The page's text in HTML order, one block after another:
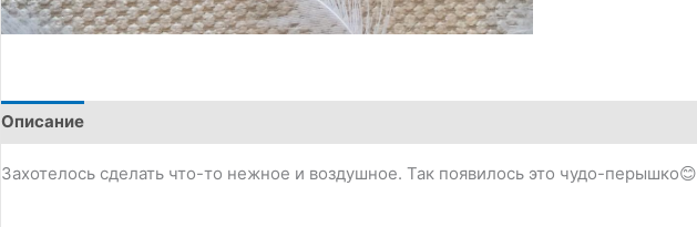
Описание
Захотелось сделать что-то нежное и воздушное. Так появилось это чудо-перышко😊